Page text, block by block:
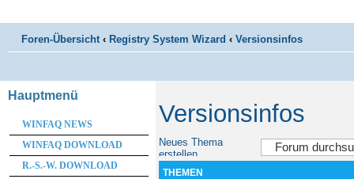
Foren-Übersicht ‹ Registry System Wizard ‹ Versionsinfos
Versionsinfos
Neues Thema
erstellen
THEMEN
Hauptmenü
WINFAQ NEWS
WINFAQ DOWNLOAD
R.-S.-W. DOWNLOAD